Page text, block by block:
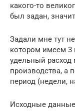
какого-то
был задан,
Задали мне тут
котором имеем 3
удельный расход
производства, а
период (недели,
Исходные